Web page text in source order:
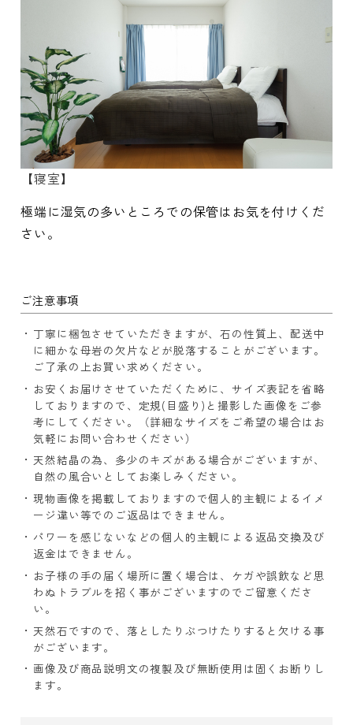
【寝室】
極端に湿気の多いところでの保管はお気を付けくだ
さい。
ご注意事項
丁寧に梱包させていただきますが、石の性質上、配送中
に細かな母岩の欠片などが脱落することがございます。
ご了承の上お買い求めください。
お安くお届けさせていただくために、サイズ表記を省略
しておりますので、定規(目盛り)と撮影した画像をご参
考にしてください。（詳細なサイズをご希望の場合はお
気軽にお問い合わせください）
天然結晶の為、多少のキズがある場合がございますが、
自然の風合いとしてお楽しみください。
現物画像を掲載しておりますので個人的主観によるイメ
ージ違い等でのご返品はできません。
パワーを感じないなどの個人的主観による返品交換及び
返金はできません。
お子様の手の届く場所に置く場合は、ケガや誤飲など思
わぬトラブルを招く事がございますのでご留意くださ
い。
天然石ですので、落としたりぶつけたりすると欠ける事
がございます。
画像及び商品説明文の複製及び無断使用は固くお断りし
ます。